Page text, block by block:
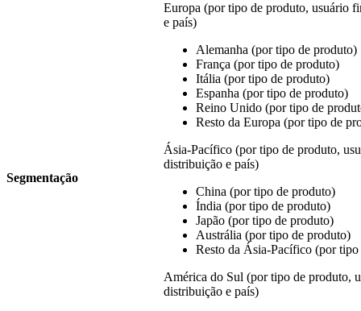
Segmentação
Europa (por tipo de produto, usuário
e país)
Alemanha (por tipo de produto)
França (por tipo de produto)
Itália (por tipo de produto)
Espanha (por tipo de produto)
Reino Unido (por tipo de
Resto da Europa (por tipo de
Ásia-Pacífico (por tipo de produto,
distribuição e país)
China (por tipo de produto)
Índia (por tipo de produto)
Japão (por tipo de produto)
Austrália (por tipo de produto)
Resto da Ásia-Pacífico (por
América do Sul (por tipo de produto,
distribuição e país)